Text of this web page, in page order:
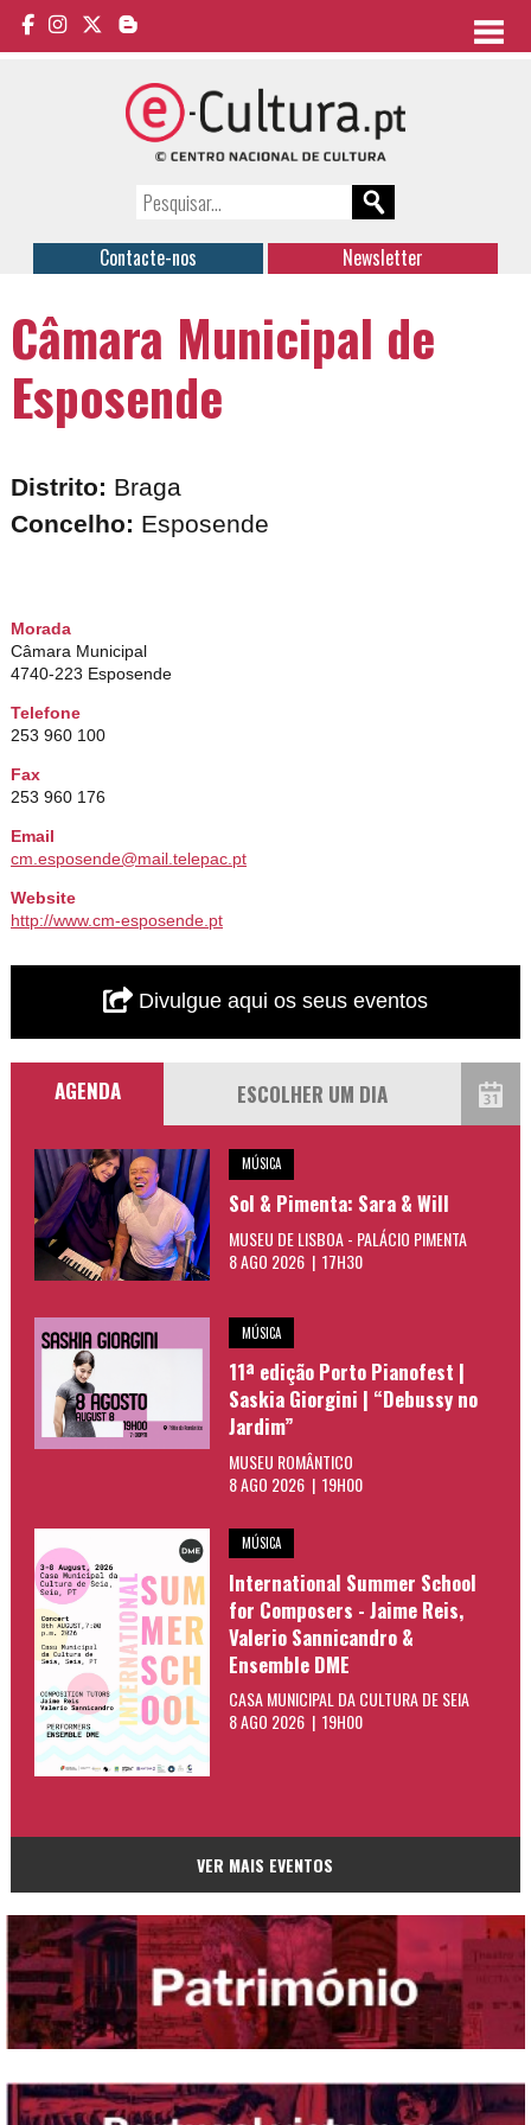
Contacte-nos Newsletter
Câmara Municipal de
Esposende
Distrito: Braga
Concelho: Esposende
Morada
Câmara Municipal
4740-223 Esposende
Telefone
253 960 100
Fax
253 960 176
Email
cm.esposende@mail.telepac.pt
Website
http://www.cm-esposende.pt
Divulgue aqui os seus eventos
AGENDA
MÚSICA
Sol & Pimenta: Sara & Will
MUSEU DE LISBOA - PALÁCIO PIMENTA
8 AGO 2026 | 17H30
MÚSICA
11ª edição Porto Pianofest |
Saskia Giorgini | “Debussy no
Jardim”
MUSEU ROMÂNTICO
8 AGO 2026 | 19H00
MÚSICA
International Summer School
for Composers - Jaime Reis,
Valerio Sannicandro &
Ensemble DME
CASA MUNICIPAL DA CULTURA DE SEIA
8 AGO 2026 | 19H00
VER MAIS EVENTOS